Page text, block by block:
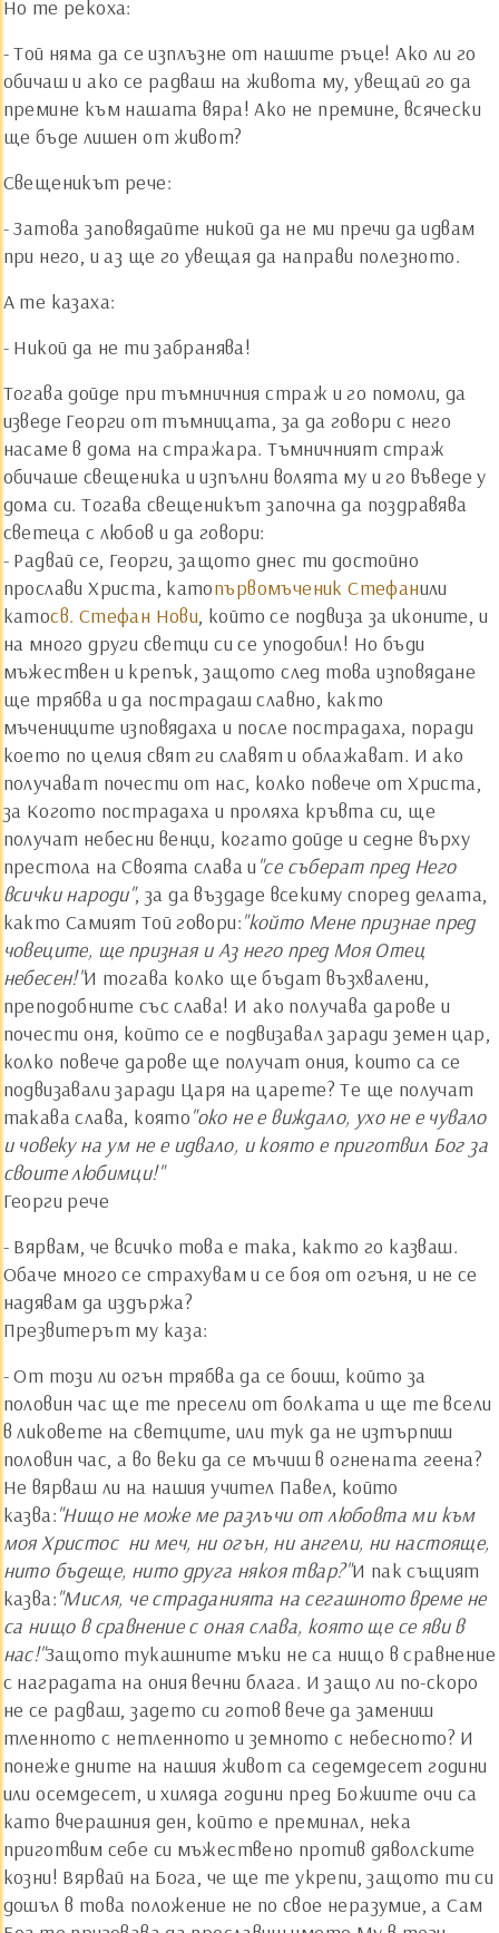
Но те рекоха:
- Той няма да се изплъзне от нашите ръце! Ако ли го
обичаш и ако се радваш на живота му, увещай го да
премине към нашата вяра! Ако не премине, всячески
ще бъде лишен от живот?
Свещеникът рече:
- Затова заповядайте никой да не ми пречи да идвам
при него, и аз ще го увещая да направи полезното.
А те казаха:
- Никой да не ти забранява!
Тогава дойде при тъмничния страж и го помоли, да
изведе Георги от тъмницата, за да говори с него
насаме в дома на стражара. Тъмничният страж
обичаше свещеника и изпълни волята му и го въведе у
дома си. Тогава свещеникът започна да поздравява
светеца с любов и да говори:
- Радвай се, Георги, защото днес ти достойно
прослави Христа, катопървомъченик Стефанили
катосв. Стефан Нови, който се подвиза за иконите, и
на много други светци си се уподобил! Но бъди
мъжествен и крепък, защото след това изповядане
ще трябва и да пострадаш славно, както
мъчениците изповядаха и после пострадаха, поради
което по целия свят ги славят и облажават. И ако
получават почести от нас, колко повече от Христа,
за Когото пострадаха и проляха кръвта си, ще
получат небесни венци, когато дойде и седне върху
престола на Своята слава и "се съберат пред Него
всички народи", за да въздаде всекиму според делата,
както Самият Той говори:"който Мене признае пред
човеците, ще призная и Аз него пред Моя Отец
небесен!"И тогава колко ще бъдат възхвалени,
преподобните със слава! И ако получава дарове и
почести оня, който се е подвизавал заради земен цар,
колко повече дарове ще получат ония, които са се
подвизавали заради Царя на царете? Те ще получат
такава слава, която"око не е виждало, ухо не е чувало
и човеку на ум не е идвало, и която е приготвил Бог за
своите любимци!"
Георги рече
- Вярвам, че всичко това е така, както го казваш.
Обаче много се страхувам и се боя от огъня, и не се
надявам да издържа?
Презвитерът му каза:
- От този ли огън трябва да се боиш, който за
половин час ще те пресели от болката и ще те всели
в ликовете на светците, или тук да не изтърпиш
половин час, а во веки да се мъчиш в огнената геена?
Не вярваш ли на нашия учител Павел, който
казва:"Нищо не може ме разлъчи от любовта ми към
моя Христос ­ ни меч, ни огън, ни ангели, ни настояще,
нито бъдеще, нито друга някоя твар?"И пак същият
казва:"Мисля, че страданията на сегашното време не
са нищо в сравнение с оная слава, която ще се яви в
нас!"Защото тукашните мъки не са нищо в сравнение
с наградата на ония вечни блага. И защо ли по-скоро
не се радваш, задето си готов вече да замениш
тленното с нетленното и земното с небесното? И
понеже дните на нашия живот са седемдесет години
или осемдесет, и хиляда години пред Божиите очи са
като вчерашния ден, който е преминал, нека
приготвим себе си мъжествено против дяволските
козни! Вярвай на Бога, че ще те укрепи, защото ти си
дошъл в това положение не по свое неразумие, а Сам